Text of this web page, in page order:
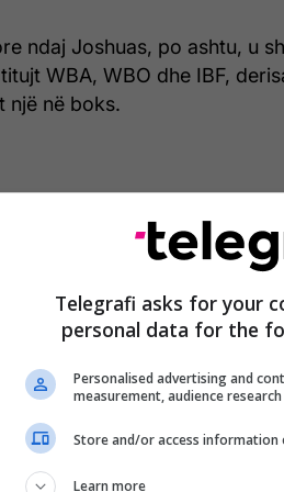
ndaj Joshuas, po ashtu, u
WBA, WBO dhe IBF,
një në boks.
Telegrafi asks for your
personal data for the
Personalised advertising and
measurement, audience
Store and/or access information
Learn more